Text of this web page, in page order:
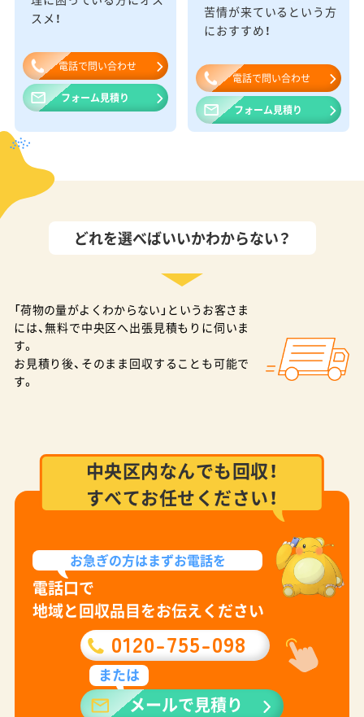
スメ！
電話で問い合わせ
フォーム見積り
苦情が来ているという方
におすすめ！
電話で問い合わせ
フォーム見積り
どれを選べばいいかわからない？
「荷物の量がよくわからない」というお客さま
には、無料で中央区へ出張見積もりに伺いま
す。
お見積り後、そのまま回収することも可能で
す。
中央区内なんでも回収！
すべてお任せください！
お急ぎの方はまずお電話を
電話口で
地域と回収品目をお伝えください
0120-755-098
または
メールで見積り